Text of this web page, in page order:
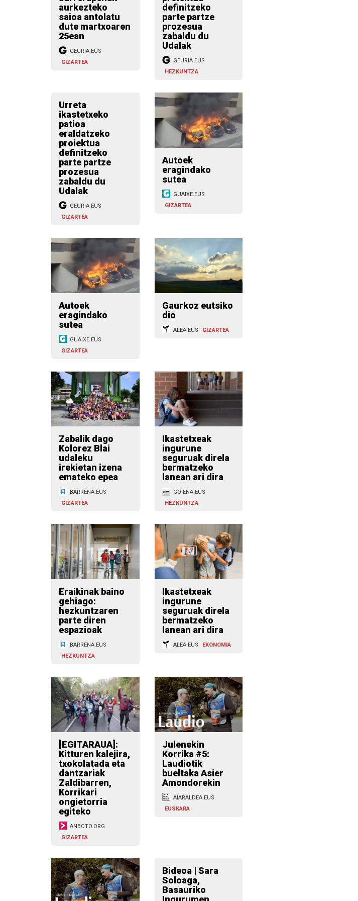
aurkezteko
saioa antolatu
dute martxoaren
25ean
GEURIA.EUS
GIZARTEA
definitzeko
parte partze
prozesua
zabaldu du
Udalak
GEURIA.EUS
HEZKUNTZA
Urreta
ikastetxeko
patioa
eraldatzeko
proiektua
definitzeko
parte partze
prozesua
zabaldu du
Udalak
GEURIA.EUS
GIZARTEA
Autoek
eragindako
sutea
GUAIXE.EUS
GIZARTEA
Autoek
eragindako
sutea
GUAIXE.EUS
GIZARTEA
Gaurkoz eutsiko
dio
ALEA.EUS GIZARTEA
Zabalik dago
Kolorez Blai
udaleku
irekietan izena
emateko epea
BARRENA.EUS
GIZARTEA
Ikastetxeak
ingurune
seguruak direla
bermatzeko
lanean ari dira
GOIENA.EUS
HEZKUNTZA
Eraikinak baino
gehiago:
hezkuntzaren
parte diren
espazioak
BARRENA.EUS
HEZKUNTZA
Ikastetxeak
ingurune
seguruak direla
bermatzeko
lanean ari dira
ALEA.EUS EKONOMIA
[EGITARAUA]:
Kitturen kalejira,
txokolatada eta
dantzariak
Zaldibarren,
Korrikari
ongietorria
egiteko
ANBOTO.ORG
GIZARTEA
Julenekin
Korrika #5:
Laudiotik
bueltaka Asier
Amondorekin
AIARALDEA.EUS
EUSKARA
Bideoa | Sara
Soloaga,
Basauriko